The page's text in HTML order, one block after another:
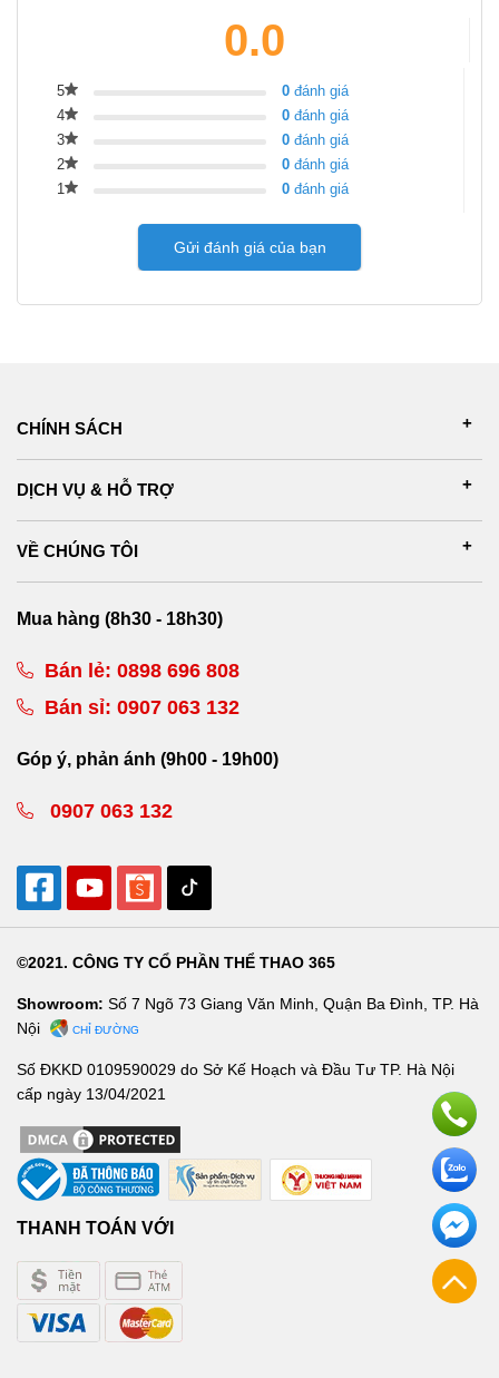
0.0
5 0 đánh giá
4
0 đánh giá
3
0 đánh giá
2
0 đánh giá
1
0 đánh giá
Gửi đánh giá của bạn
CHÍNH SÁCH
DỊCH VỤ & HỖ TRỢ
VỀ CHÚNG TÔI
Mua hàng (8h30 - 18h30)
Bán lẻ: 0898 696 808
Bán sỉ: 0907 063 132
Góp ý, phản ánh (9h00 - 19h00)
0907 063 132
©2021. CÔNG TY CỔ PHẦN THỂ THAO 365
Showroom: Số 7 Ngõ 73 Giang Văn Minh, Quận Ba Đình, TP. Hà
Nội
CHỈ ĐƯỜNG
Số ĐKKD 0109590029 do Sở Kế Hoạch và Đầu Tư TP. Hà Nội
cấp ngày 13/04/2021
THANH TOÁN VỚI